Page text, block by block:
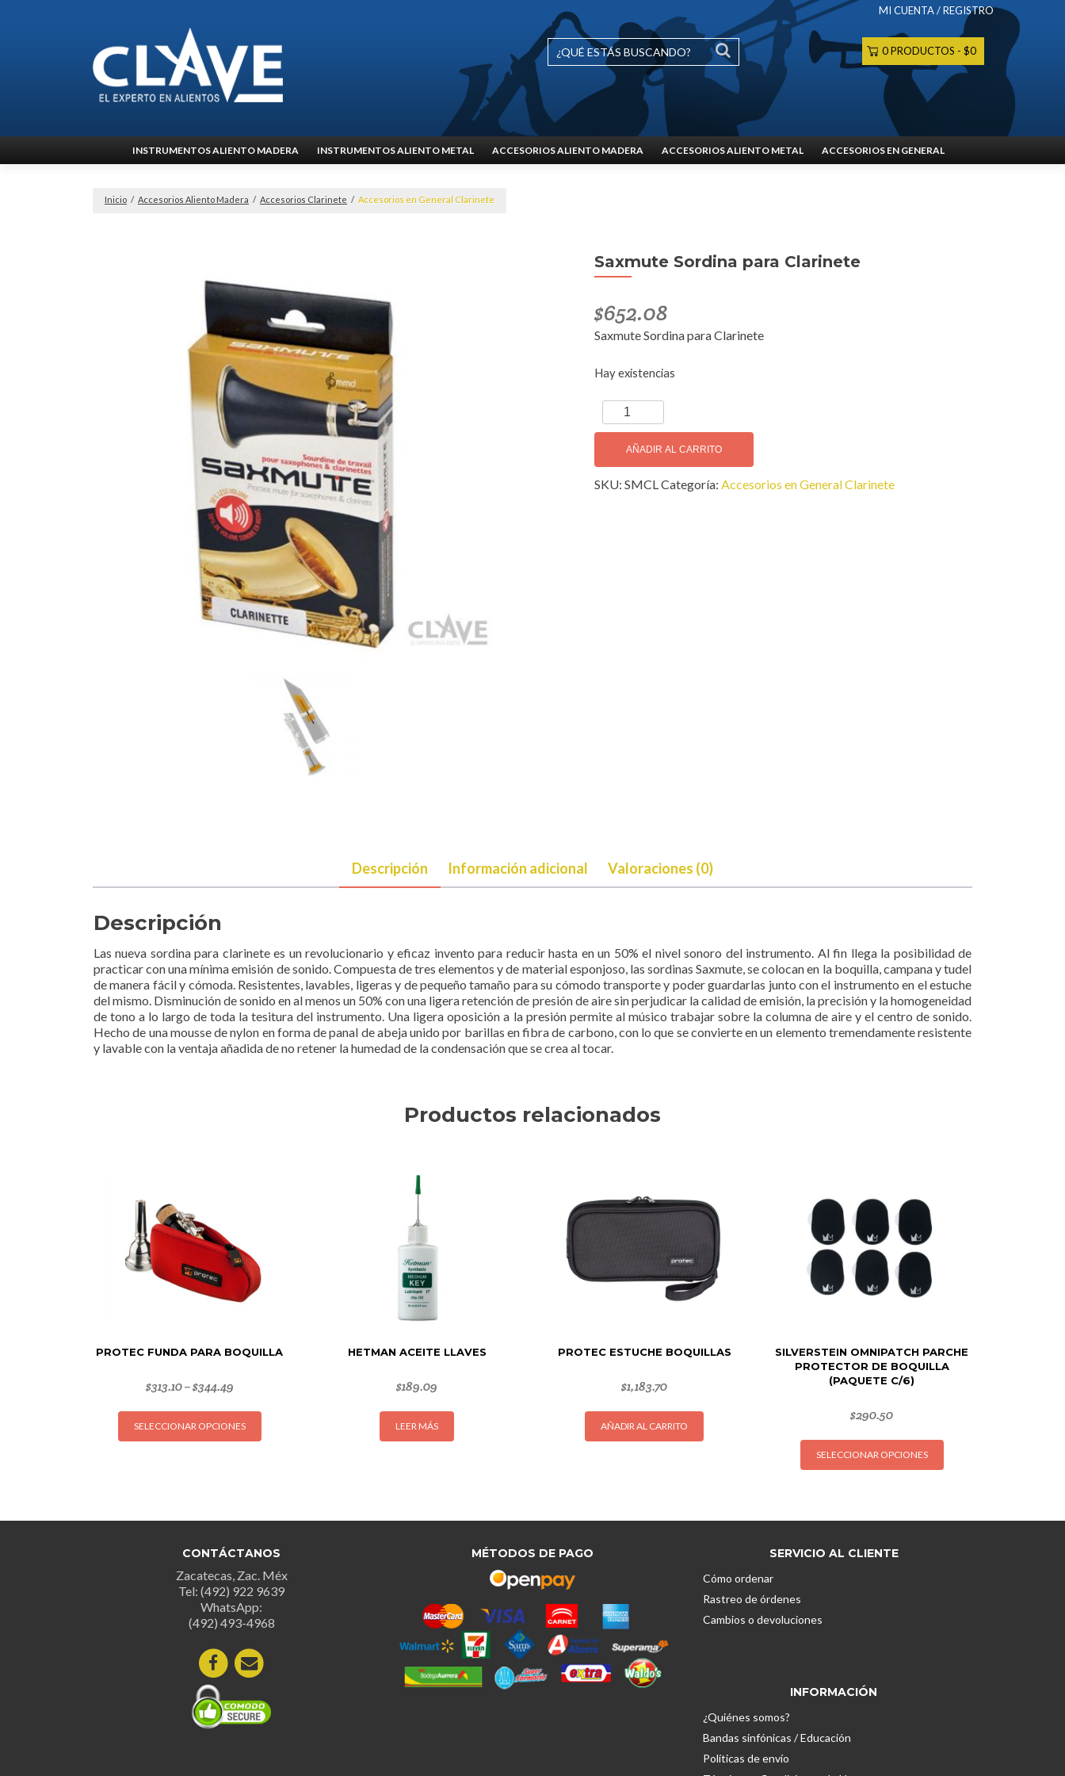
MI CUENTA / REGISTRO
0 PRODUCTOS $0
al
INSTRUMENTOS ALIENTO MADERA INSTRUMENTOS ALIENTO METAL ACCESORIOS ALIENTO MADERA ACCESORIOS ALIENTO METAL ACCESORIOS EN GENERAL
Inicio / Accesorios Aliento Madera / Accesorios Clarinete / Accesorios en General Clarinete
Saxmute Sordina para Clarinete
$652.08
Saxmute Sordina para Clarinete
Hay existencias
Saxmute
Sordina
Clarinete
cantidad
AÑADIR AL CARRITO
SKU: SMCLCategoría: Accesorios en General Clarinete
Descripción Información adicional Valoraciones (0)
Descripción
Las nueva sordina para clarinete es un revolucionario y eficaz invento para reducir hasta en un 50% el nivel sonoro del instrumento. Al fin llega la posibilidad de
practicar con una mínima emisión de sonido. Compuesta de tres elementos y de material esponjoso, las sordinas Saxmute, se colocan en la boquilla, campana y tudel
de manera fácil y cómoda. Resistentes, lavables, ligeras y de pequeño tamaño para su cómodo transporte y poder guardarlas junto con el instrumento en el estuche
del mismo. Disminución de sonido en al menos un 50% con una ligera retención de presión de aire sin perjudicar la calidad de emisión, la precisión y la homogeneidad
de tono a lo largo de toda la tesitura del instrumento. Una ligera oposición a la presión permite al músico trabajar sobre la columna de aire y el centro de sonido.
Hecho de una mousse de nylon en forma de panal de abeja unido por barillas en fibra de carbono, con lo que se convierte en un elemento tremendamente resistente
y lavable con la ventaja añadida de no retener la humedad de la condensación que se crea al tocar.
Productos relacionados
PROTEC FUNDA PARA BOQUILLA
$313.10–$344.49
SELECCIONAR OPCIONES
Este
opciones
pueden
elegir
en
la
de
producto
HETMAN ACEITE LLAVES
$189.09
LEER MÁS
PROTEC ESTUCHE BOQUILLAS
$1,183.70
AÑADIR AL CARRITO
SILVERSTEIN OMNIPATCH PARCHE
PROTECTOR DE BOQUILLA
(PAQUETE C/6)
$290.50
SELECCIONAR OPCIONES
Este
CONTÁCTANOS
Zacatecas, Zac. Méx
Tel: (492) 922 9639
WhatsApp:
(492) 493-4968
MÉTODOS DE PAGO SERVICIO AL CLIENTE
Cómo ordenar
Rastreo de órdenes
Cambios o devoluciones
INFORMACIÓN
¿Quiénes somos?
Bandas sinfónicas / Educación
Políticas de envío